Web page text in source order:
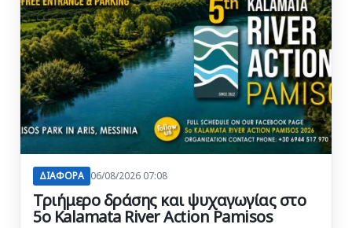
ΔΙΑΦΟΡΑ 06/08/2026 07:08
Τριήμερο δράσης και ψυχαγωγίας στο
5ο Kalamata River Action Pamisos